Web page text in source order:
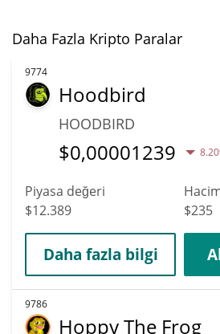
Daha Fazla Kripto Paralar
9774
Hoodbird
HOODBIRD
$0,00001239
Piyasa değeri
$12.389
$235
Daha fazla bilgi
9786
Hoppy The Frog